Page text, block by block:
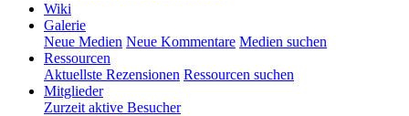
Wiki
Galerie
Neue Medien Neue Kommentare Medien suchen
Ressourcen
Aktuellste Rezensionen Ressourcen suchen
Mitglieder
Zurzeit aktive Besucher